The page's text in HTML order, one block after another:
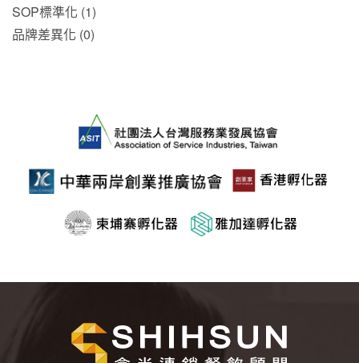
SOP標準化 (1)
品牌差異化 (0)